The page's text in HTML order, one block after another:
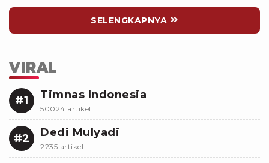
SELENGKAPNYA
VIRAL
#1 Timnas Indonesia
50024 artikel
#2 Dedi Mulyadi
2235 artikel